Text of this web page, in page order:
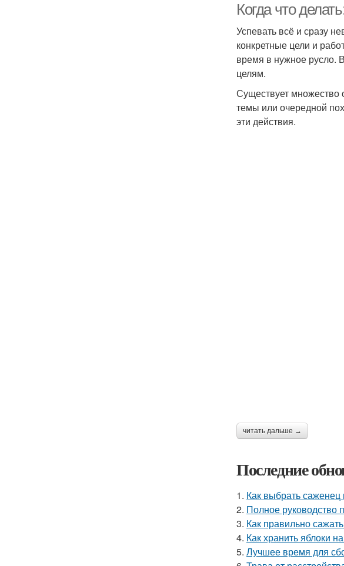
Когда что
Успевать всё и сразу
конкретные цели и
время в нужное русло.
целям.
Существует множество
темы или очередной
эти действия.
читать дальше →
Последние
1. Как выбрать
2. Полное руководство
3. Как правильно
4. Как хранить яблоки
5. Лучшее время для